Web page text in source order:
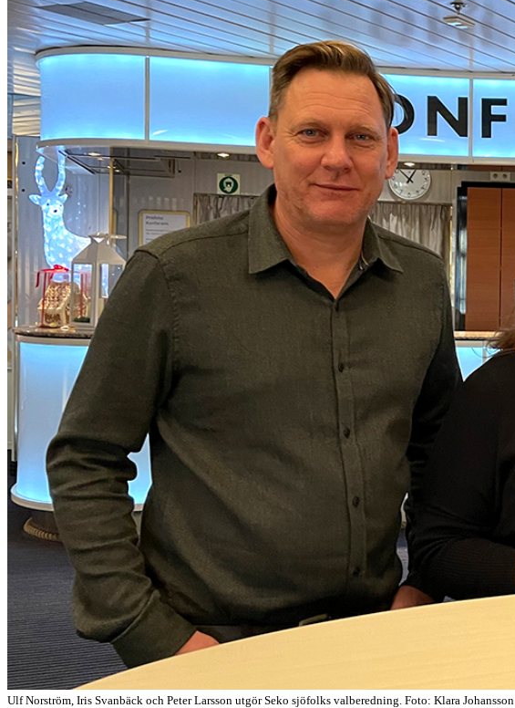
Ulf Norström, Iris Svanbäck och Peter Larsson utgör Seko sjöfolks valberedning. Foto: Klara Johansson